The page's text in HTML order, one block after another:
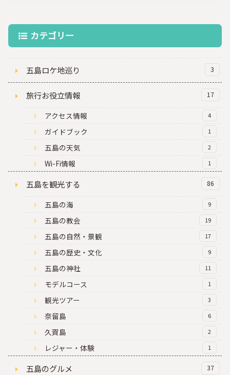
カテゴリー
五島ロケ地巡り 3
旅行お役立情報 17
アクセス情報 4
ガイドブック 1
五島の天気 2
Wi-Fi情報 1
五島を観光する 86
五島の海 9
五島の教会 19
五島の自然・景観 17
五島の歴史・文化 9
五島の神社 11
モデルコース 1
観光ツアー 3
奈留島 6
久賀島 2
レジャー・体験 1
五島のグルメ 37